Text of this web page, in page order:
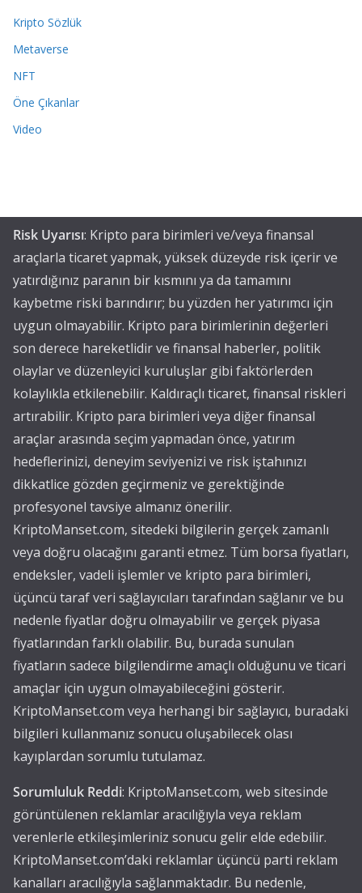
Kripto Sözlük
Metaverse
NFT
Öne Çıkanlar
Video
Risk Uyarısı: Kripto para birimleri ve/veya finansal
araçlarla ticaret yapmak, yüksek düzeyde risk içerir ve
yatırdığınız paranın bir kısmını ya da tamamını
kaybetme riski barındırır; bu yüzden her yatırımcı için
uygun olmayabilir. Kripto para birimlerinin değerleri
son derece hareketlidir ve finansal haberler, politik
olaylar ve düzenleyici kuruluşlar gibi faktörlerden
kolaylıkla etkilenebilir. Kaldıraçlı ticaret, finansal riskleri
artırabilir. Kripto para birimleri veya diğer finansal
araçlar arasında seçim yapmadan önce, yatırım
hedeflerinizi, deneyim seviyenizi ve risk iştahınızı
dikkatlice gözden geçirmeniz ve gerektiğinde
profesyonel tavsiye almanız önerilir.
KriptoManset.com, sitedeki bilgilerin gerçek zamanlı
veya doğru olacağını garanti etmez. Tüm borsa fiyatları,
endeksler, vadeli işlemler ve kripto para birimleri,
üçüncü taraf veri sağlayıcıları tarafından sağlanır ve bu
nedenle fiyatlar doğru olmayabilir ve gerçek piyasa
fiyatlarından farklı olabilir. Bu, burada sunulan
fiyatların sadece bilgilendirme amaçlı olduğunu ve ticari
amaçlar için uygun olmayabileceğini gösterir.
KriptoManset.com veya herhangi bir sağlayıcı, buradaki
bilgileri kullanmanız sonucu oluşabilecek olası
kayıplardan sorumlu tutulamaz.
Sorumluluk Reddi: KriptoManset.com, web sitesinde
görüntülenen reklamlar aracılığıyla veya reklam
verenlerle etkileşimleriniz sonucu gelir elde edebilir.
KriptoManset.com’daki reklamlar üçüncü parti reklam
kanalları aracılığıyla sağlanmaktadır. Bu nedenle,